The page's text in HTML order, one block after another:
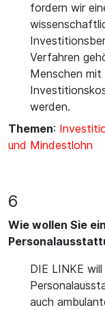
fordern wir
Verfahren
Menschen
werden.
Themen:
und Mindestlohn
6
Wie wollen Sie
DIE LINKE
auch